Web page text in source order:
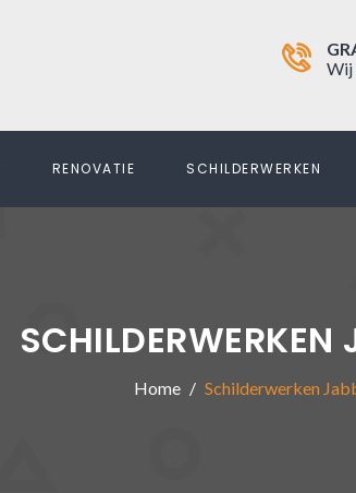
Wij
RENOVATIE SCHILDERWERKEN
SCHILDERWERKEN
Home Schilderwerken